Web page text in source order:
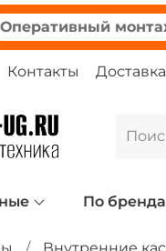
монтаж в
Контакты
По